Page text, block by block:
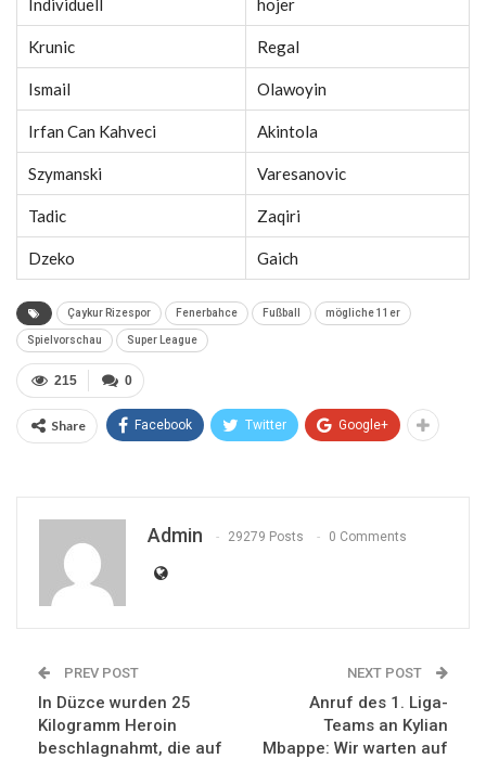
Individuell hojer
Krunic Regal
Ismail Olawoyin
Irfan Can Kahveci Akintola
Szymanski Varesanovic
Tadic Zaqiri
Dzeko Gaich
Çaykur Rizespor Fenerbahce Fußball mögliche 11er
Spielvorschau Super League
0
215
Share Facebook Twitter Google+
Admin 29279 Posts 0 Comments
PREV POST
In Düzce wurden 25
Kilogramm Heroin
beschlagnahmt, die auf
NEXT POST
Anruf des 1. Liga-
Teams an Kylian
Mbappe: Wir warten auf